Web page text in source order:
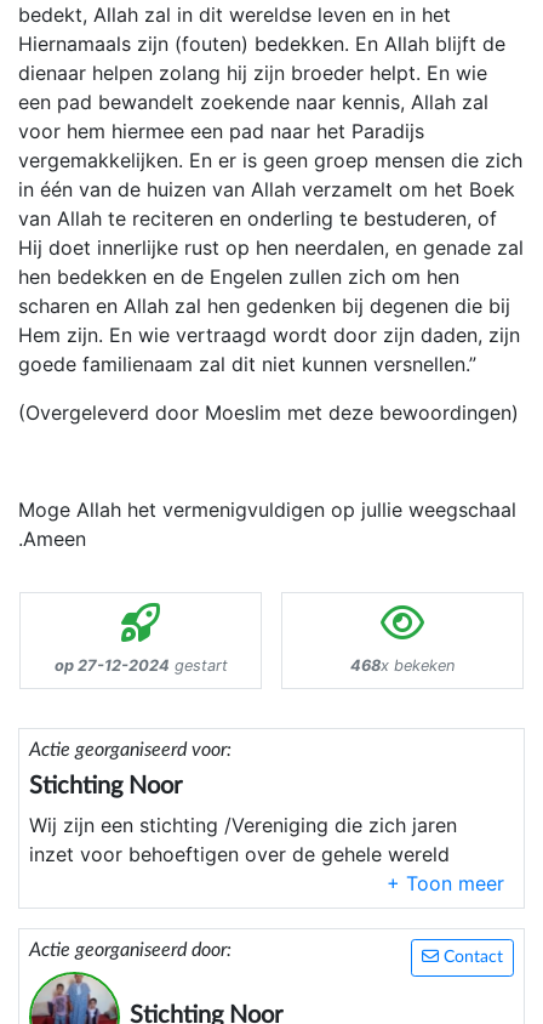
bedekt, Allah zal in dit wereldse leven en in het
Hiernamaals zijn (fouten) bedekken. En Allah blijft de
dienaar helpen zolang hij zijn broeder helpt. En wie
een pad bewandelt zoekende naar kennis, Allah zal
voor hem hiermee een pad naar het Paradijs
vergemakkelijken. En er is geen groep mensen die zich
in één van de huizen van Allah verzamelt om het Boek
van Allah te reciteren en onderling te bestuderen, of
Hij doet innerlijke rust op hen neerdalen, en genade zal
hen bedekken en de Engelen zullen zich om hen
scharen en Allah zal hen gedenken bij degenen die bij
Hem zijn. En wie vertraagd wordt door zijn daden, zijn
goede familienaam zal dit niet kunnen versnellen.”
(Overgeleverd door Moeslim met deze bewoordingen)
Moge Allah het vermenigvuldigen op jullie weegschaal
.Ameen
op 27-12-2024 gestart 468x bekeken
Actie georganiseerd voor:
Stichting Noor
Wij zijn een stichting /Vereniging die zich jaren
inzet voor behoeftigen over de gehele wereld
Contact
Actie georganiseerd door:
Stichting Noor